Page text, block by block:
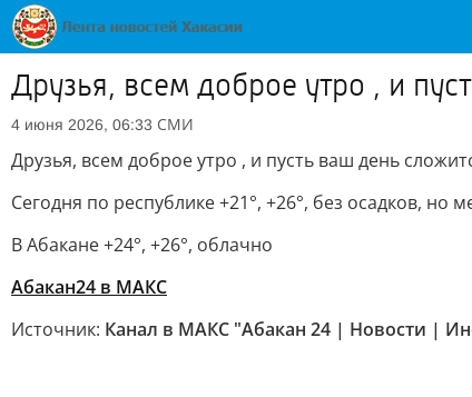
Друзья, всем доброе утро , и
4 июня 2026, 06:33 СМИ
Друзья, всем доброе утро , и пусть ваш день
Сегодня по республике +21°, +26°, без осадков, но
В Абакане +24°, +26°, облачно
Абакан24 в MAКС
Источник: Канал в МАКС "Абакан 24 | Новости |